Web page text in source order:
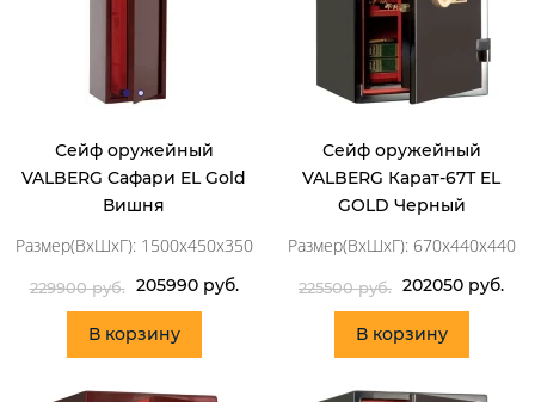
Сейф оружейный
VALBERG Сафари EL Gold
Вишня
Размер(ВхШхГ): 1500x450x350
229900 руб. 205990 руб.
В корзину
Сейф оружейный
VALBERG Карат-67Т EL
GOLD Черный
Размер(ВхШхГ): 670x440x440
225500 руб. 202050 руб.
В корзину